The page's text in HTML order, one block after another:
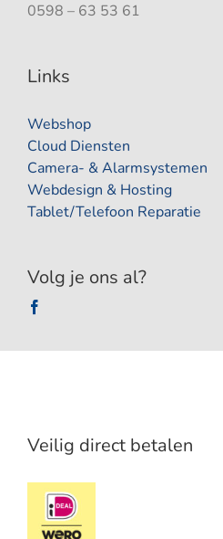
0598 – 63 53 61
Links
Webshop
Cloud Diensten
Camera- & Alarmsystemen
Webdesign & Hosting
Tablet/Telefoon Reparatie
Volg je ons al?
Veilig direct betalen